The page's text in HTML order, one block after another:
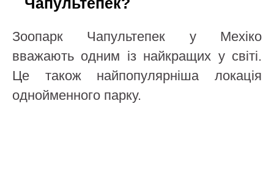
Зоопарк Чапультепек у Мехіко
вважають одним із найкращих у світі.
Це також найпопулярніша локація
однойменного парку.